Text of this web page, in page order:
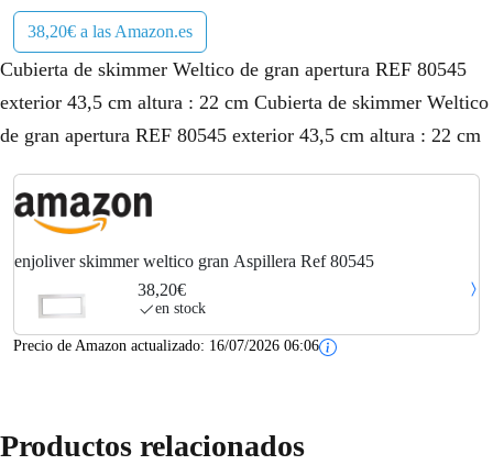
38,20€ a las Amazon.es
Cubierta de skimmer Weltico de gran apertura REF 80545
exterior 43,5 cm altura : 22 cm Cubierta de skimmer Weltico
de gran apertura REF 80545 exterior 43,5 cm altura : 22 cm
enjoliver skimmer weltico gran Aspillera Ref 80545
38,20€
en stock
Precio de Amazon actualizado: 16/07/2026 06:06
Productos relacionados